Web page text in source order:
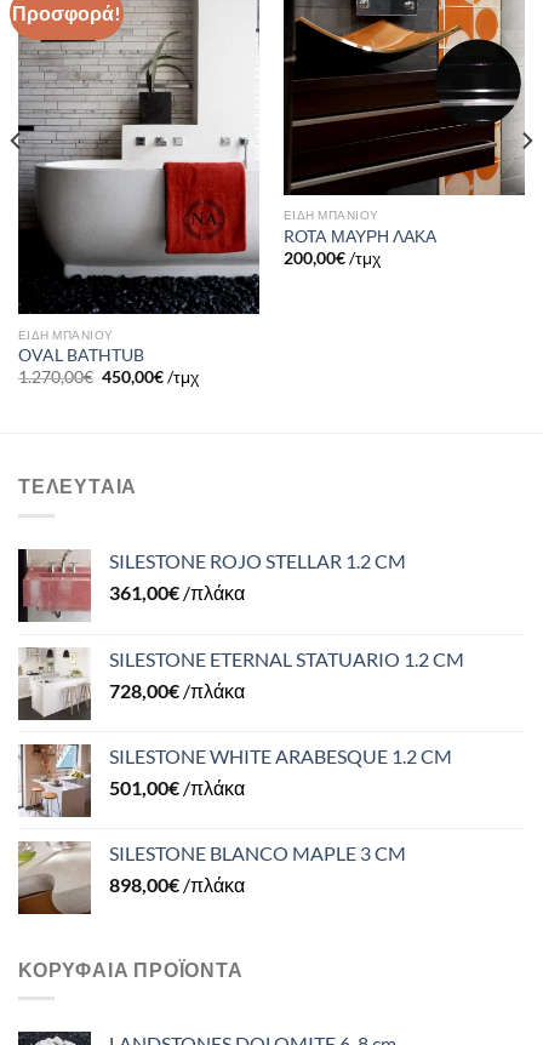
Προσφορά!
Πρόσθήκη
στην λίστα
επιθυμιών
ΕΙΔΗ ΜΠΑΝΙΟΥ
OVAL BATHTUB
1.270,00€ 450,00€/τμχ
Πρόσθήκη
στην λίστα
επιθυμιών
ΕΙΔΗ ΜΠΑΝΙΟΥ
ROTA ΜΑΥΡΗ ΛΑΚΑ
200,00€ /τμχ
ΤΕΛΕΥΤΑΊΑ
SILESTONE ROJO STELLAR 1.2 CM
361,00€ /πλάκα
SILESTONE ETERNAL STATUARIO 1.2 CM
728,00€ /πλάκα
SILESTONE WHITE ARABESQUE 1.2 CM
501,00€ /πλάκα
SILESTONE BLANCO MAPLE 3 CM
898,00€ /πλάκα
ΚΟΡΥΦΑΊΑ ΠΡΟΪΌΝΤΑ